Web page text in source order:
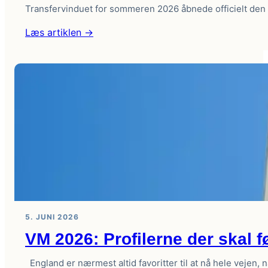
Transfervinduet for sommeren 2026 åbnede officielt
Læs artiklen →
transfervindue
5. JUNI 2026
VM 2026: Profilerne der skal
England er nærmest altid favoritter til at nå hele